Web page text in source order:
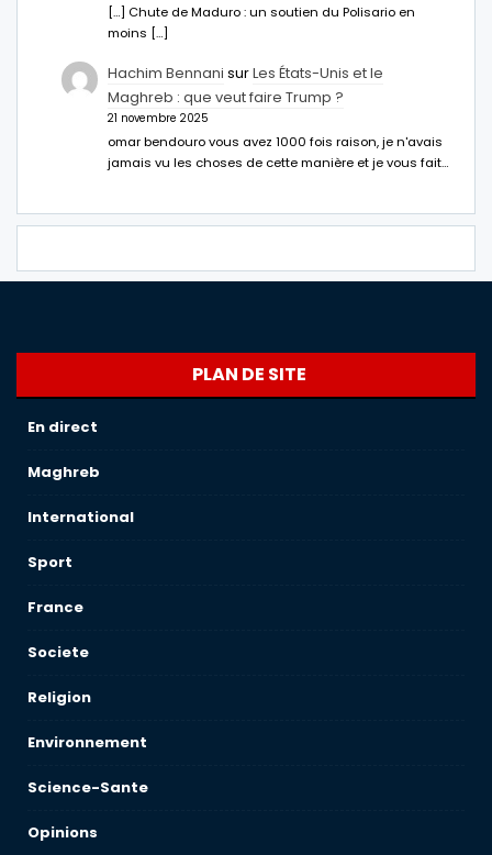
[…] Chute de Maduro : un soutien du Polisario en
moins […]
Hachim Bennani surLes États-Unis et le
Maghreb : que veut faire Trump ?
21 novembre 2025
omar bendouro vous avez 1000 fois raison, je n'avais
jamais vu les choses de cette manière et je vous fait…
PLAN DE SITE
En direct
Maghreb
International
Sport
France
Societe
Religion
Environnement
Science-Sante
Opinions